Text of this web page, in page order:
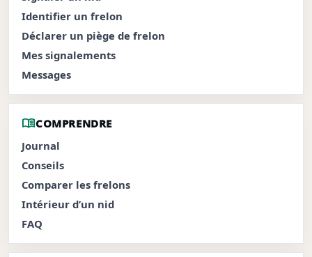
Identifier un frelon
Déclarer un piège de frelon
Mes signalements
Messages
menu_bookCOMPRENDRE
Journal
Conseils
Comparer les frelons
Intérieur d’un nid
FAQ